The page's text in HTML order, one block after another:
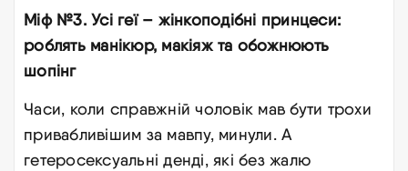
Міф №3. Усі геї – жінкоподібні принцеси:
роблять манікюр, макіяж та обожнюють
шопінг
Часи, коли справжній чоловік мав бути трохи
привабливішим за мавпу, минули. А
гетеросексуальні денді, які без жалю